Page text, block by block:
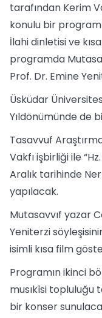
tarafından Kerim
konulu bir
İlahi dinletisi ve
programda
Prof. Dr. Emine
Üsküdar
Yıldönümünde de
Tasavvuf
Vakfı işbirliği ile
Aralık tarihinde
yapılacak.
Mutasavvıf yazar
Yeniterzi
isimli kısa film
Programın ikinci
musıkîsi topluluğu
bir konser